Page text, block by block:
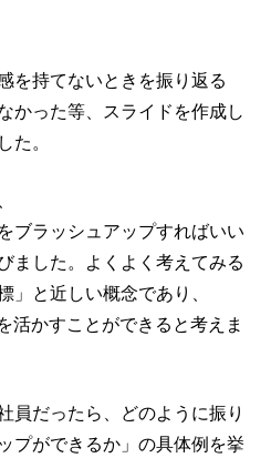
を持てないときを振り返る
かった等、スライドを作成し
た。
ブラッシュアップすればいい
ました。よくよく考えてみる
」と近しい概念であり、
活かすことができると考えま
員だったら、どのように振り
プができるか」の具体例を挙